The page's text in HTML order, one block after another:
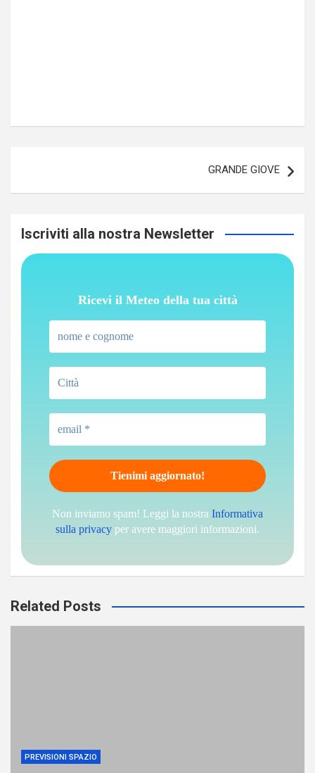
GRANDE GIOVE
Iscriviti alla nostra Newsletter
Ricevi il Meteo della tua città
Non inviamo spam! Leggi la nostra Informativa
sulla privacy per avere maggiori informazioni.
Related Posts
PREVISIONI SPAZIO